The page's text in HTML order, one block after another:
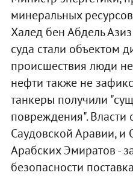
минеральных
Халед бен Абдель
суда стали объектом
происшествия люди
нефти также не
танкеры получили
повреждения". Власти
Саудовской Аравии,
Арабских Эмиратов -
безопасности